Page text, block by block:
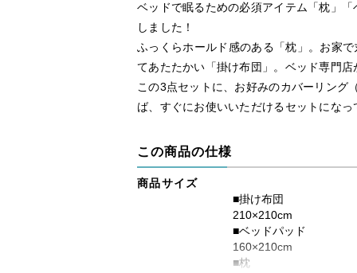
ベッドで眠るための必須アイテム「枕」
しました！
ふっくらホールド感のある「枕」。お家
てあたたかい「掛け布団」。ベッド専門店
この3点セットに、お好みのカバーリング
ば、すぐにお使いいただけるセットになっ
この商品の仕様
商品サイズ
■掛け布団
210×210cm
■ベッドパッド
160×210cm
■枕